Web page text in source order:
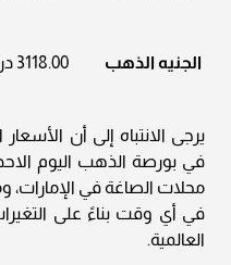
الجنيه الذهب 3118.00 درهم
يرجى الانتباه إلى أن
محلات الصاغة في الإمارات،
في أي وقت بناءً على
العالمية.